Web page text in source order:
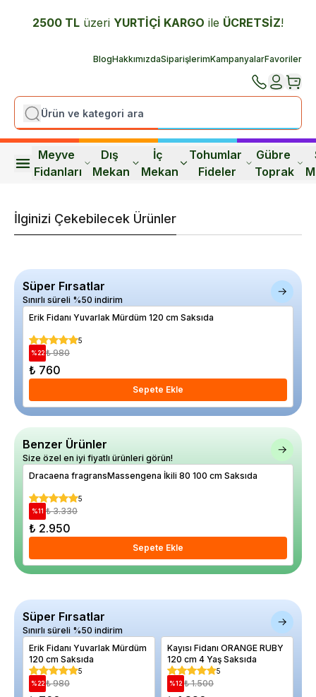
2500 TL üzeri YURTİÇİ KARGO ile ÜCRETSİZ!
BlogHakkımızdaSiparişlerimKampanyalarFavoriler
Meyve
Fidanları
Dış
Mekan
İç
Mekan
Tohumlar
Fideler
Gübre
Toprak
İlginizi Çekebilecek Ürünler
Süper Fırsatlar
Sınırlı süreli %50 indirim
Erik Fidanı Yuvarlak Mürdüm 120 cm Saksıda
5
%22 ₺ 980
₺ 760
Sepete Ekle
Benzer Ürünler
Size özel en iyi fiyatlı ürünleri görün!
Dracaena fragransMassengena İkili 80 100 cm Saksıda
5
%11 ₺ 3.330
₺ 2.950
Sepete Ekle
Süper Fırsatlar
Sınırlı süreli %50 indirim
Erik Fidanı Yuvarlak Mürdüm
120 cm Saksıda
5
%22 ₺ 980
Kayısı Fidanı ORANGE RUBY
120 cm 4 Yaş Saksıda
5
%12 ₺ 1.500